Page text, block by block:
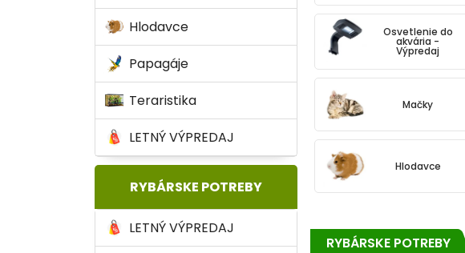
Hlodavce
Papagáje
Teraristika
LETNÝ VÝPREDAJ
RYBÁRSKE POTREBY
LETNÝ VÝPREDAJ
Osvetlenie do
akvária -
Výpredaj
Mačky
Hlodavce
RYBÁRSKE POTREBY